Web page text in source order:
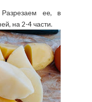
ее, в
на 2-4 части.